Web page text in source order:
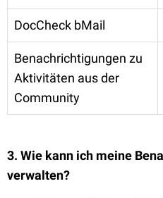
DocCheck bMail
Benachrichtigungen zu
Aktivitäten aus der
Community
3. Wie kann ich meine
verwalten?